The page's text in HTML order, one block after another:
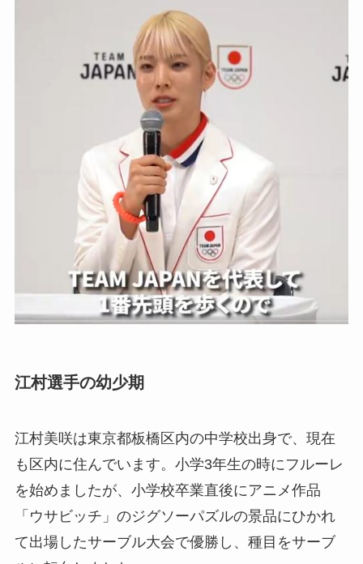
江村選手の幼少期
江村美咲は東京都板橋区内の中学校出身で、現在
も区内に住んでいます。小学3年生の時にフルーレ
を始めましたが、小学校卒業直後にアニメ作品
「ウサビッチ」のジグソーパズルの景品にひかれ
て出場したサーブル大会で優勝し、種目をサーブ